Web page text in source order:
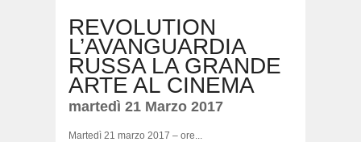
REVOLUTION
L’AVANGUARDIA
RUSSA LA GRANDE
ARTE AL CINEMA
martedì 21 Marzo 2017
Martedì 21 marzo 2017 – ore...